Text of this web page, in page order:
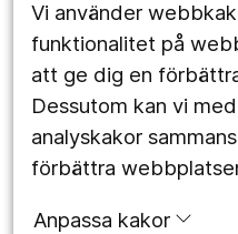
Vi använder
funktionalitet på
att ge dig en
Dessutom kan vi
analyskakor
förbättra
Anpassa kakor
Utveckling
Följ oss
Facebook